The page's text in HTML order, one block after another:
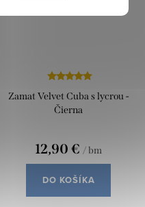
Zamat Velvet Cuba s lycrou -
Čierna
12,90 € / bm
DO KOŠÍKA